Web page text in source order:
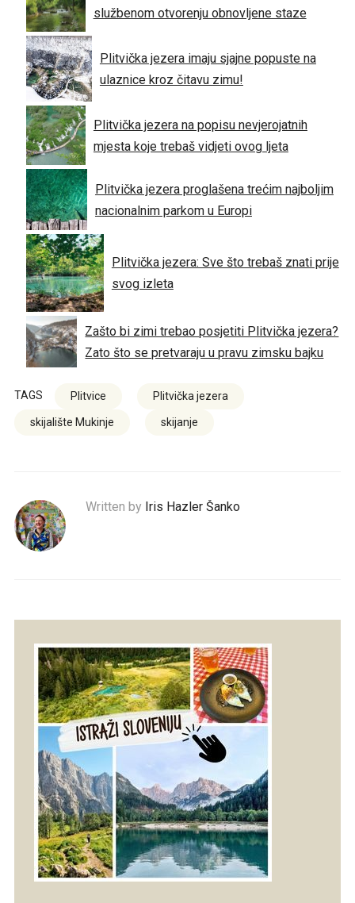
službenom otvorenju obnovljene staze
Plitvička jezera imaju sjajne popuste na
ulaznice kroz čitavu zimu!
Plitvička jezera na popisu nevjerojatnih
mjesta koje trebaš vidjeti ovog ljeta
Plitvička jezera proglašena trećim najboljim
nacionalnim parkom u Europi
Plitvička jezera: Sve što trebaš znati prije
svog izleta
Zašto bi zimi trebao posjetiti Plitvička jezera?
Zato što se pretvaraju u pravu zimsku bajku
TAGS Plitvice Plitvička jezera
skijalište Mukinje skijanje
Written by Iris Hazler Šanko